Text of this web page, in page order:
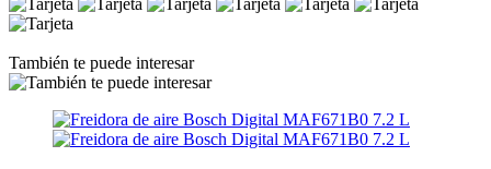
También te puede interesar